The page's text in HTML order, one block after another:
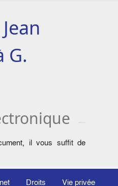
G.
il vous suffit de
Droits Vie privée